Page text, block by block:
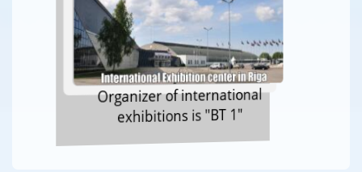
Organizer of international
exhibitions is "BT 1"